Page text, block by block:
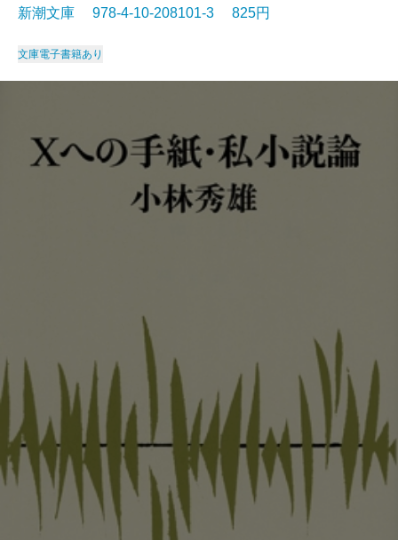
新潮文庫 978-4-10-208101-3 825円
文庫電子書籍あり